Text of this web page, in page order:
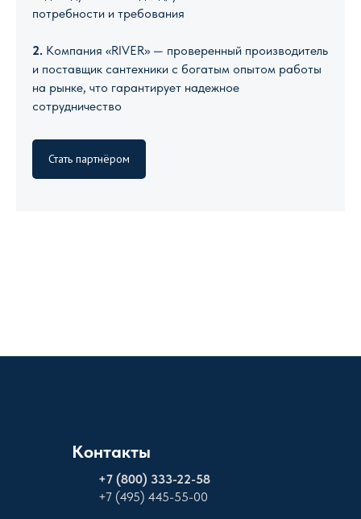
потребности и требования
2. Компания «RIVER» — проверенный производитель
и поставщик сантехники с богатым опытом работы
на рынке, что гарантирует надежное
сотрудничество
Стать партнёром
Контакты
+7 (800) 333-22-58
+7 (495) 445-55-00